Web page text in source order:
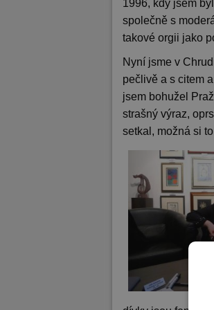
1996, kdy jsem
společně s
takové orgii jako
Nyní jsme v
pečlivě a s citem
jsem bohužel
strašný výraz,
setkal, možná si